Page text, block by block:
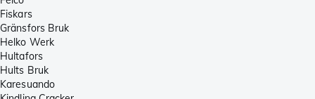
Fiskars
Gränsfors Bruk
Helko Werk
Hultafors
Hults Bruk
Karesuando